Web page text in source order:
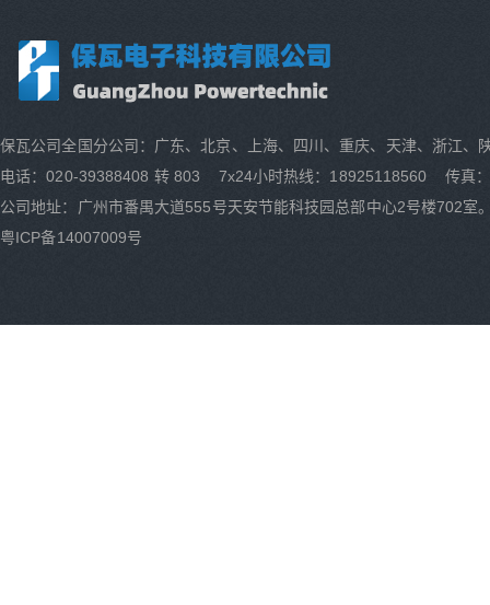
保瓦公司全国分公司：广东、北京、上海、四川、重庆、天津、浙江
电话：020-39388408 转 803 7x24小时热线：18925118560 传真
公司地址：广州市番禺大道555号天安节能科技园总部中心2号楼702室
粤ICP备14007009号